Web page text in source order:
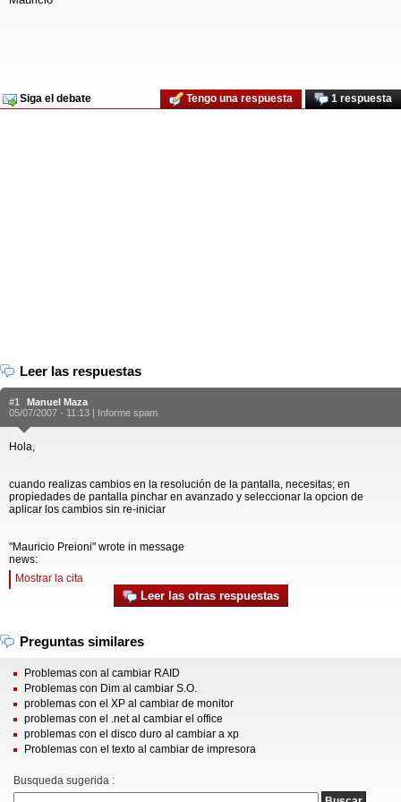
Siga el debate 1 respuesta
Tengo una respuesta
Leer las respuestas
#1
Manuel Maza
05/07/2007 - 11:13 | Informe spam
Hola,
cuando realizas cambios en la resolución de la pantalla, necesitas; en
propiedades de pantalla pinchar en avanzado y seleccionar la opcion de
aplicar los cambios sin re-iniciar
"Mauricio Preioni" wrote in message
news:
Mostrar la cita
Leer las otras respuestas
Preguntas similares
Problemas con al cambiar RAID
Problemas con Dim al cambiar S.O.
problemas con el XP al cambiar de monitor
problemas con el .net al cambiar el office
problemas con el disco duro al cambiar a xp
Problemas con el texto al cambiar de impresora
Busqueda sugerida :